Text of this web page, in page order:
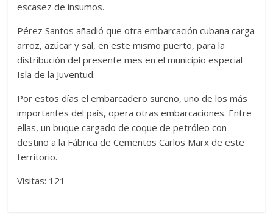
escasez de insumos.
Pérez Santos añadió que otra embarcación cubana carga
arroz, azúcar y sal, en este mismo puerto, para la
distribución del presente mes en el municipio especial
Isla de la Juventud.
Por estos días el embarcadero sureño, uno de los más
importantes del país, opera otras embarcaciones. Entre
ellas, un buque cargado de coque de petróleo con
destino a la Fábrica de Cementos Carlos Marx de este
territorio.
Visitas: 121